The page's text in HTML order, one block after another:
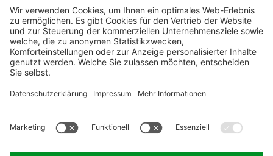
Niederstätter AG
Standorte
Nützliche Links
Produktsortiment